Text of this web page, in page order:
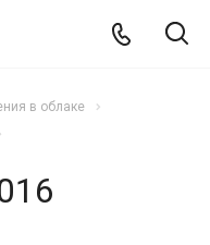
в облаке